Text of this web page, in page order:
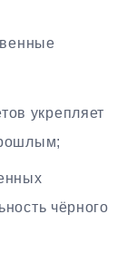
укрепляет
чёрного